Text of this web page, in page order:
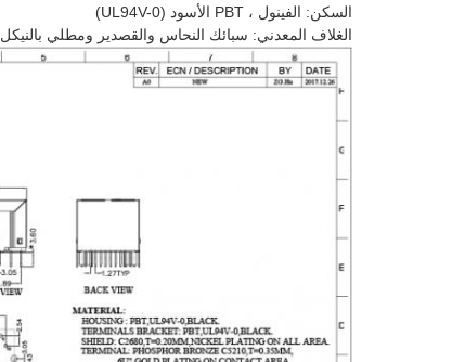
السكن: الفينول ، PBT الأسود (UL94V-0)
الغلاف المعدني: سبائك النحاس والقصدير ومطلي بالنيكل